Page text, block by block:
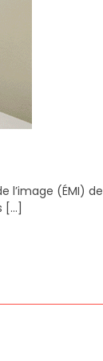
l’image (ÉMI) de
[...]